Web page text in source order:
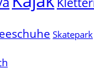
Skatepark